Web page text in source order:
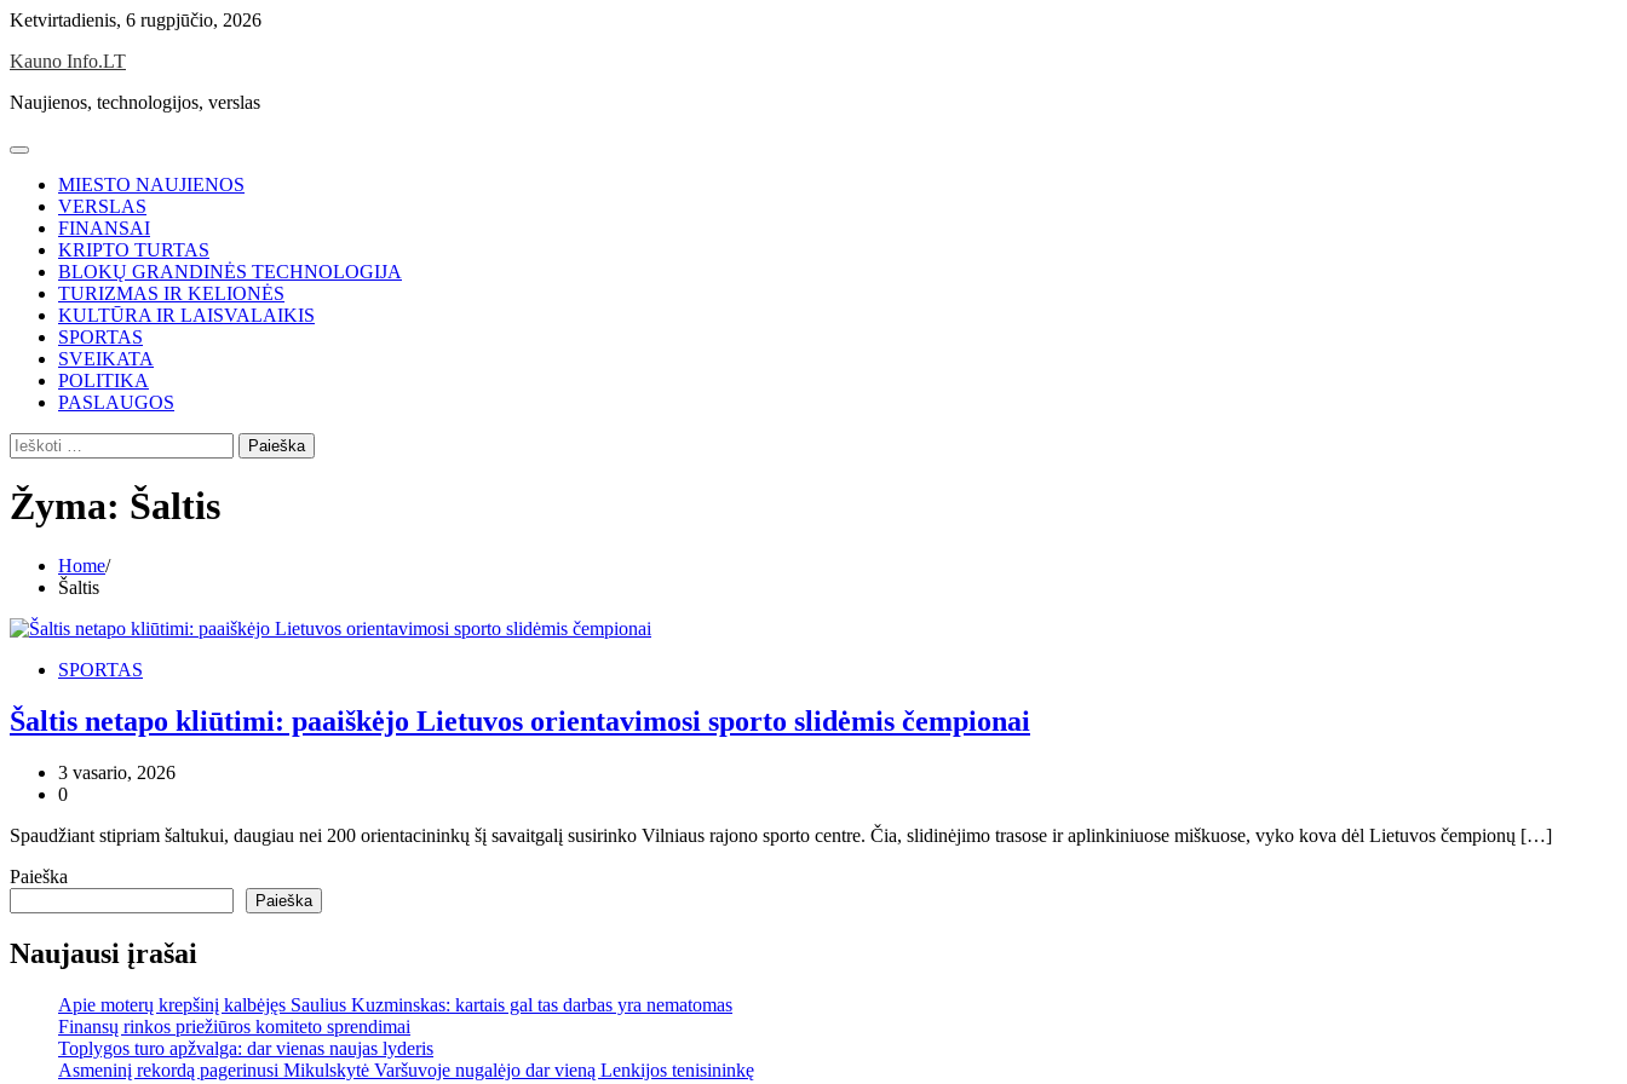
Skip
content
Ketvirtadienis, 6 rugpjūčio, 2026
Kauno Info.LT
Naujienos, technologijos, verslas
MIESTO NAUJIENOS
VERSLAS
FINANSAI
KRIPTO TURTAS
BLOKŲ GRANDINĖS TECHNOLOGIJA
TURIZMAS IR KELIONĖS
KULTŪRA IR LAISVALAIKIS
SPORTAS
SVEIKATA
POLITIKA
PASLAUGOS
Ieškoti:
Žyma: Šaltis
Home
Šaltis
SPORTAS
Šaltis netapo kliūtimi: paaiškėjo Lietuvos orientavimosi sporto slidėmis čempionai
3 vasario, 2026
0
Spaudžiant stipriam šaltukui, daugiau nei 200 orientacininkų šį savaitgalį susirinko Vilniaus rajono sporto centre. Čia, slidinėjimo trasose ir aplinkiniuose miškuose, vyko kova dėl Lietuvos čempionų […]
Paieška
Paieška
Naujausi įrašai
Apie moterų krepšinį kalbėjęs Saulius Kuzminskas: kartais gal tas darbas yra nematomas
Finansų rinkos priežiūros komiteto sprendimai
Toplygos turo apžvalga: dar vienas naujas lyderis
Asmeninį rekordą pagerinusi Mikulskytė Varšuvoje nugalėjo dar vieną Lenkijos tenisininkę